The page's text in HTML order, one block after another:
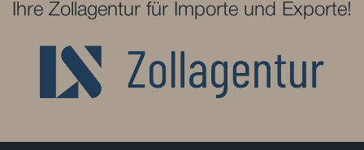
Ihre Zollagentur für Importe und Exporte!